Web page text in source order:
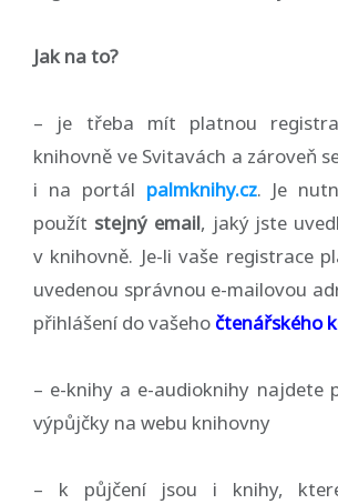
Jak na to?
– je třeba mít platnou
knihovně ve Svitavách a zároveň
i na portál palmknihy.cz. Je
použít stejný email, jaký jste
v knihovně. Je-li vaše registrace
uvedenou správnou e-mailovou
přihlášení do vašeho čtenářského
– e-knihy a e-audioknihy najdete
výpůjčky na webu knihovny
– k půjčení jsou i knihy,